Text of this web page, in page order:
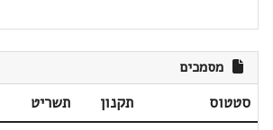
מסמכים
סטטוס תקנון תשריט